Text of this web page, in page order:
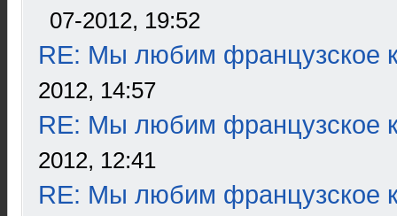
07-2012, 19:52
RE: Мы любим французское
2012, 14:57
RE: Мы любим французское
2012, 12:41
RE: Мы любим французское